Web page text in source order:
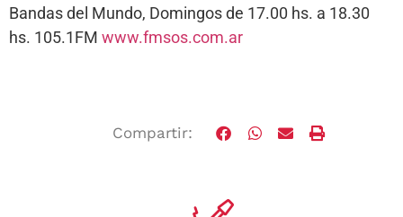
Bandas del Mundo, Domingos de 17.00 hs. a 18.30
hs. 105.1FM www.fmsos.com.ar
Compartir: